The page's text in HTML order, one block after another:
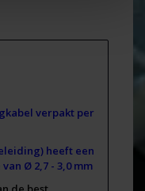
verpakt per
heeft een
Ø 2,7 - 3,0 mm